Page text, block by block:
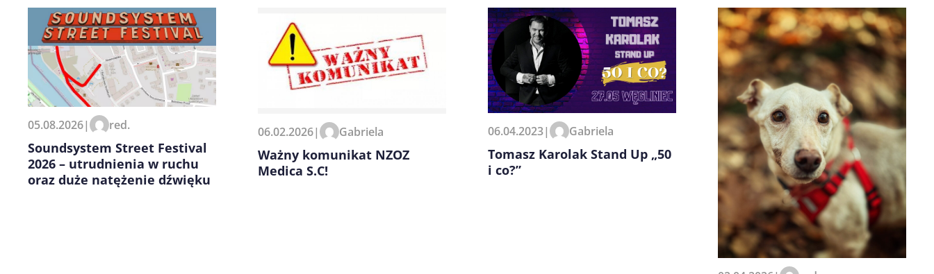
kolejnych komentarzy.
05.08.2026| red.
Soundsystem Street Festival
2026 – utrudnienia w ruchu
oraz duże natężenie dźwięku
06.02.2026| Gabriela
Ważny komunikat NZOZ
Medica S.C!
06.04.2023| Gabriela
Tomasz Karolak Stand Up „50
i co?”